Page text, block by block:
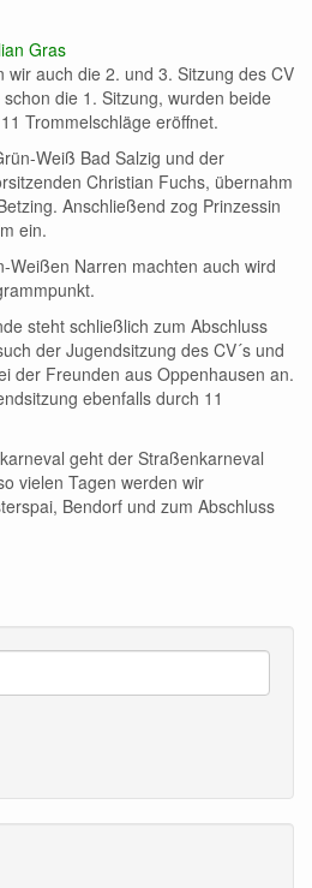
Gras
wir auch die 2. und 3. Sitzung des CV
die 1. Sitzung, wurden beide
Trommelschläge eröffnet.
Weiß Bad Salzig und der
Christian Fuchs, übernahm
Anschließend zog Prinzessin
ein.
Weißen Narren machten auch wird
steht schließlich zum Abschluss
der Jugendsitzung des CV´s und
der Freunden aus Oppenhausen an.
ebenfalls durch 11
geht der Straßenkarneval
vielen Tagen werden wir
Bendorf und zum Abschluss